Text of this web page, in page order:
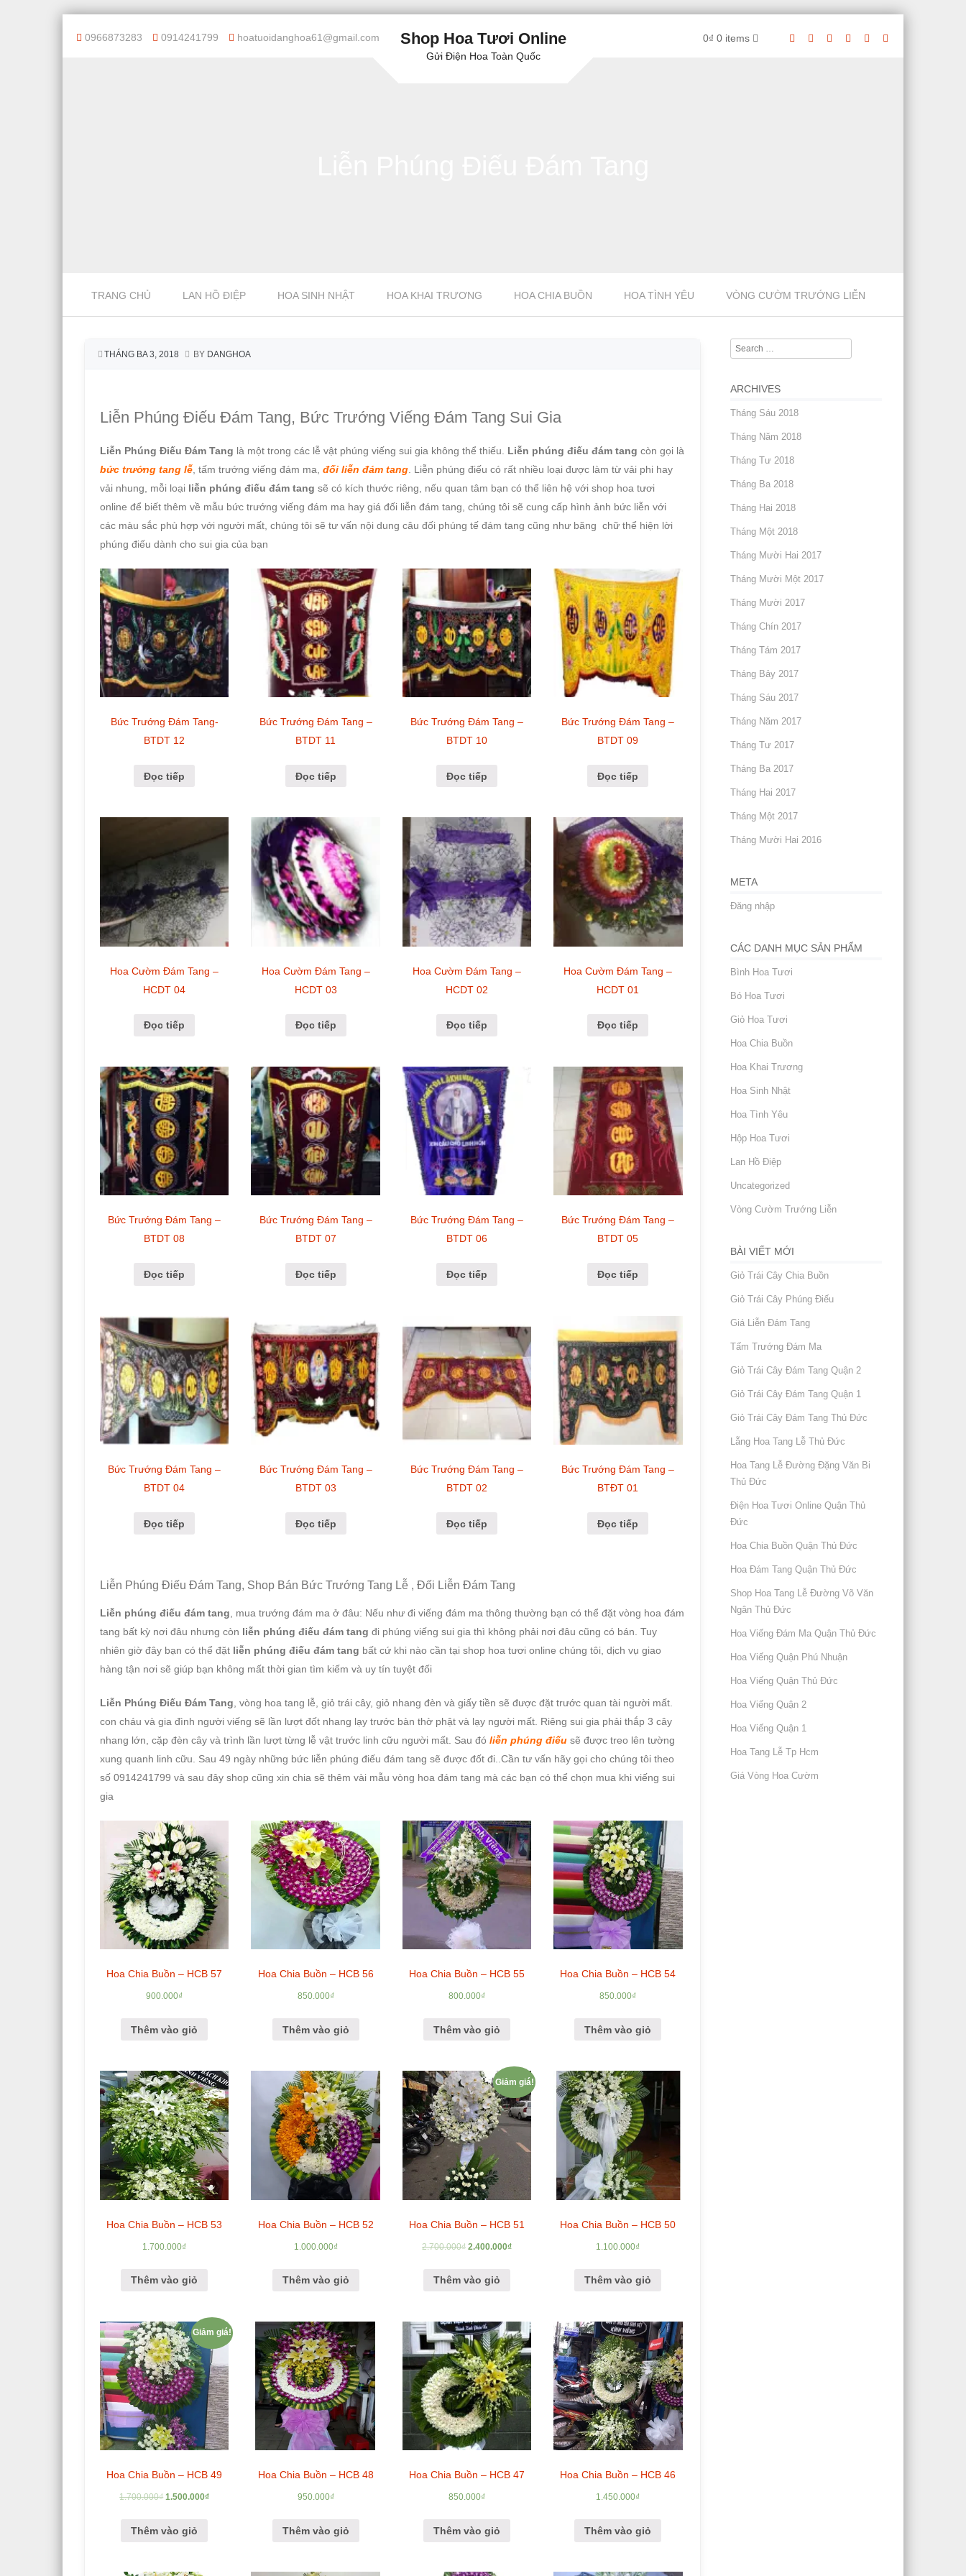
0966873283 0914241799 hoatuoidanghoa61@gmail.com 0₫ 0 items
Shop Hoa Tươi Online
Gửi Điện Hoa Toàn Quốc
Menu
TRANG CHỦ
LAN HỒ ĐIỆP HOA SINH NHẬT HOA KHAI TRƯƠNG HOA CHIA BUỒN HOA TÌNH YÊU VÒNG CƯỜM TRƯỚNG LIỄN
THÁNG BA 3, 2018 BY DANGHOA
Liễn Phúng Điếu Đám Tang, Bức Trướng Viếng Đám Tang Sui Gia
Liễn Phúng Điếu Đám Tang là một trong các lễ vật phúng viếng sui gia không thể thiếu. Liễn phúng điếu đám tang còn gọi là
bức trướng tang lễ , tấm trướng viếng đám ma, đối liễn đám tang . Liễn phúng điếu có rất nhiều loại được làm từ vải phi hay
vải nhung, mỗi loại liễn phúng điếu đám tang sẽ có kích thước riêng, nếu quan tâm bạn có thể liên hệ với shop hoa tươi
online để biết thêm về mẫu bức trướng viếng đám ma hay giá đối liễn đám tang, chúng tôi sẽ cung cấp hình ảnh bức liễn với
các màu sắc phù hợp với người mất, chúng tôi sẽ tư vấn nội dung câu đối phúng tế đám tang cũng như băng chữ thể hiện lời
phúng điếu dành cho sui gia của bạn
Bức Trướng Đám Tang-
BTDT 12
Đọc tiếp
Bức Trướng Đám Tang –
BTDT 11
Đọc tiếp
Bức Trướng Đám Tang –
BTDT 10
Đọc tiếp
Bức Trướng Đám Tang –
BTDT 09
Đọc tiếp
Hoa Cườm Đám Tang –
HCDT 04
Đọc tiếp
Hoa Cườm Đám Tang –
HCDT 03
Đọc tiếp
Hoa Cườm Đám Tang –
HCDT 02
Đọc tiếp
Hoa Cườm Đám Tang –
HCDT 01
Đọc tiếp
Bức Trướng Đám Tang –
BTDT 08
Đọc tiếp
Bức Trướng Đám Tang –
BTDT 07
Đọc tiếp
Bức Trướng Đám Tang –
BTDT 06
Đọc tiếp
Bức Trướng Đám Tang –
BTDT 05
Đọc tiếp
Bức Trướng Đám Tang –
BTDT 04
Đọc tiếp
Bức Trướng Đám Tang –
BTDT 03
Đọc tiếp
Bức Trướng Đám Tang –
BTDT 02
Đọc tiếp
Bức Trướng Đám Tang –
BTĐT 01
Đọc tiếp
Liễn Phúng Điếu Đám Tang, Shop Bán Bức Trướng Tang Lễ , Đối Liễn Đám Tang
Liễn phúng điếu đám tang , mua trướng đám ma ở đâu: Nếu như đi viếng đám ma thông thường bạn có thể đặt vòng hoa đám
tang bất kỳ nơi đâu nhưng còn liễn phúng điếu đám tang đi phúng viếng sui gia thì không phải nơi đâu cũng có bán. Tuy
nhiên giờ đây bạn có thể đặt liễn phúng điếu đám tang bất cứ khi nào cần tại shop hoa tươi online chúng tôi, dịch vụ giao
hàng tận nơi sẽ giúp bạn không mất thời gian tìm kiếm và uy tín tuyệt đối
Liễn Phúng Điếu Đám Tang , vòng hoa tang lễ, giỏ trái cây, giỏ nhang đèn và giấy tiền sẽ được đặt trước quan tài người mất.
con cháu và gia đình người viếng sẽ lần lượt đốt nhang lạy trước bàn thờ phật và lạy người mất. Riêng sui gia phải thắp 3 cây
nhang lớn, cặp đèn cây và trình lần lượt từng lễ vật trước linh cữu người mất. Sau đó liễn phúng điếu sẽ được treo lên tường
xung quanh linh cữu. Sau 49 ngày những bức liễn phúng điếu đám tang sẽ được đốt đi..Cần tư vấn hãy gọi cho chúng tôi theo
số 0914241799 và sau đây shop cũng xin chia sẽ thêm vài mẫu vòng hoa đám tang mà các bạn có thể chọn mua khi viếng sui
gia
Hoa Chia Buồn – HCB 57
900.000₫
Thêm vào giỏ
Hoa Chia Buồn – HCB 56
850.000₫
Thêm vào giỏ
Hoa Chia Buồn – HCB 55
800.000₫
Thêm vào giỏ
Hoa Chia Buồn – HCB 54
850.000₫
Thêm vào giỏ
Hoa Chia Buồn – HCB 53
1.700.000₫
Thêm vào giỏ
Hoa Chia Buồn – HCB 52
1.000.000₫
Thêm vào giỏ
Giảm giá!
Hoa Chia Buồn – HCB 51
2.700.000₫ 2.400.000₫
Thêm vào giỏ
Hoa Chia Buồn – HCB 50
1.100.000₫
Thêm vào giỏ
Giảm giá!
Hoa Chia Buồn – HCB 49
1.700.000₫ 1.500.000₫
Thêm vào giỏ
Hoa Chia Buồn – HCB 48
950.000₫
Thêm vào giỏ
Hoa Chia Buồn – HCB 47
850.000₫
Thêm vào giỏ
Hoa Chia Buồn – HCB 46
1.450.000₫
Thêm vào giỏ
Search
ARCHIVES
Tháng Sáu 2018
Tháng Năm 2018
Tháng Tư 2018
Tháng Ba 2018
Tháng Hai 2018
Tháng Một 2018
Tháng Mười Hai 2017
Tháng Mười Một 2017
Tháng Mười 2017
Tháng Chín 2017
Tháng Tám 2017
Tháng Bảy 2017
Tháng Sáu 2017
Tháng Năm 2017
Tháng Tư 2017
Tháng Ba 2017
Tháng Hai 2017
Tháng Một 2017
Tháng Mười Hai 2016
META
Đăng nhập
CÁC DANH MỤC SẢN PHẨM
Bình Hoa Tươi
Bó Hoa Tươi
Giỏ Hoa Tươi
Hoa Chia Buồn
Hoa Khai Trương
Hoa Sinh Nhật
Hoa Tình Yêu
Hộp Hoa Tươi
Lan Hồ Điệp
Uncategorized
Vòng Cườm Trướng Liễn
BÀI VIẾT MỚI
Giỏ Trái Cây Chia Buồn
Giỏ Trái Cây Phúng Điếu
Giá Liễn Đám Tang
Tấm Trướng Đám Ma
Giỏ Trái Cây Đám Tang Quận 2
Giỏ Trái Cây Đám Tang Quận 1
Giỏ Trái Cây Đám Tang Thủ Đức
Lẵng Hoa Tang Lễ Thủ Đức
Hoa Tang Lễ Đường Đặng Văn Bi
Thủ Đức
Điện Hoa Tươi Online Quận Thủ
Đức
Hoa Chia Buồn Quận Thủ Đức
Hoa Đám Tang Quận Thủ Đức
Shop Hoa Tang Lễ Đường Võ Văn
Ngân Thủ Đức
Hoa Viếng Đám Ma Quận Thủ Đức
Hoa Viếng Quận Phú Nhuận
Hoa Viếng Quận Thủ Đức
Hoa Viếng Quận 2
Hoa Viếng Quận 1
Hoa Tang Lễ Tp Hcm
Giá Vòng Hoa Cườm